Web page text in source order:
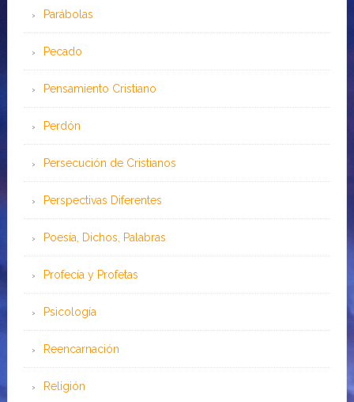
Parábolas
Pecado
Pensamiento Cristiano
Perdón
Persecución de Cristianos
Perspectivas Diferentes
Poesía, Dichos, Palabras
Profecía y Profetas
Psicología
Reencarnación
Religión